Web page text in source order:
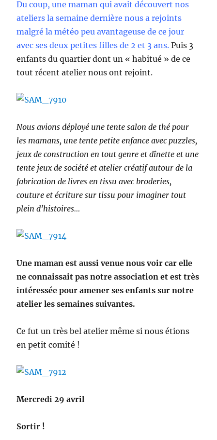
Du coup, une maman qui avait découvert nos
ateliers la semaine dernière nous a rejoints
malgré la météo peu avantageuse de ce jour
avec ses deux petites filles de 2 et 3 ans. Puis 3
enfants du quartier dont un « habitué » de ce
tout récent atelier nous ont rejoint.
Nous avions déployé une tente salon de thé pour
les mamans, une tente petite enfance avec puzzles,
jeux de construction en tout genre et dînette et une
tente jeux de société et atelier créatif autour de la
fabrication de livres en tissu avec broderies,
couture et écriture sur tissu pour imaginer tout
plein d’histoires…
Une maman est aussi venue nous voir car elle
ne connaissait pas notre association et est très
intéressée pour amener ses enfants sur notre
atelier les semaines suivantes.
Ce fut un très bel atelier même si nous étions
en petit comité !
Mercredi 29 avril
Sortir !